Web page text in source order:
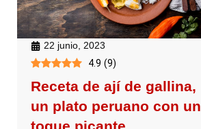
22 junio, 2023
4.9 (9)
Receta de ají de gallina,
un plato peruano con un